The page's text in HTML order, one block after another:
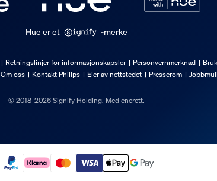
Hue er et -merke
Retningslinjer for informasjonskapsler Personvernmerknad
Om oss Kontakt Philips Eier av nettstedet Presserom
© 2018-2026 Signify Holding. Med enerett.